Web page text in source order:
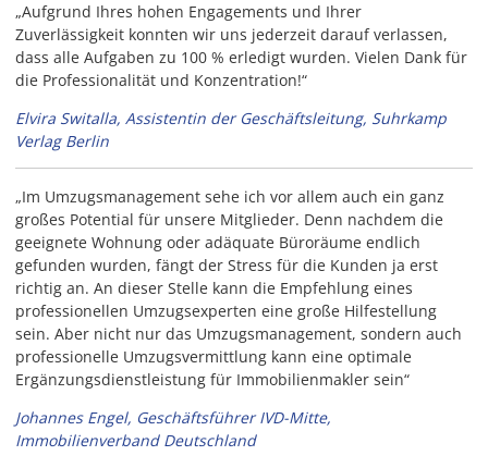
„Aufgrund Ihres hohen Engagements und Ihrer
Zuverlässigkeit konnten wir uns jederzeit darauf verlassen,
dass alle Aufgaben zu 100 % erledigt wurden. Vielen Dank für
die Professionalität und Konzentration!“
Elvira Switalla, Assistentin der Geschäftsleitung, Suhrkamp
Verlag Berlin
„Im Umzugsmanagement sehe ich vor allem auch ein ganz
großes Potential für unsere Mitglieder. Denn nachdem die
geeignete Wohnung oder adäquate Büroräume endlich
gefunden wurden, fängt der Stress für die Kunden ja erst
richtig an. An dieser Stelle kann die Empfehlung eines
professionellen Umzugsexperten eine große Hilfestellung
sein. Aber nicht nur das Umzugsmanagement, sondern auch
professionelle Umzugsvermittlung kann eine optimale
Ergänzungsdienstleistung für Immobilienmakler sein“
Johannes Engel, Geschäftsführer IVD-Mitte,
Immobilienverband Deutschland